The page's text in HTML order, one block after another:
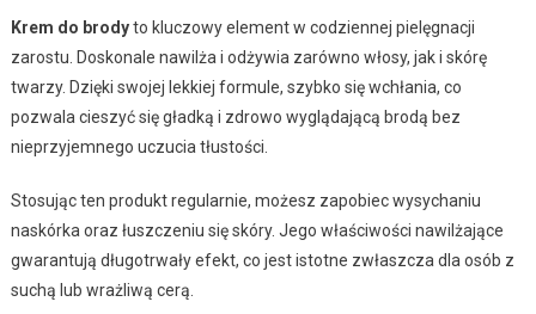
Krem do brodyto kluczowy element w codziennej pielęgnacji
zarostu. Doskonale nawilża i odżywia zarówno włosy, jak i skórę
twarzy. Dzięki swojej lekkiej formule, szybko się wchłania, co
pozwala cieszyć się gładką i zdrowo wyglądającą brodą bez
nieprzyjemnego uczucia tłustości.
Stosując ten produkt regularnie, możesz zapobiec wysychaniu
naskórka oraz łuszczeniu się skóry. Jego właściwości nawilżające
gwarantują długotrwały efekt, co jest istotne zwłaszcza dla osób z
suchą lub wrażliwą cerą.